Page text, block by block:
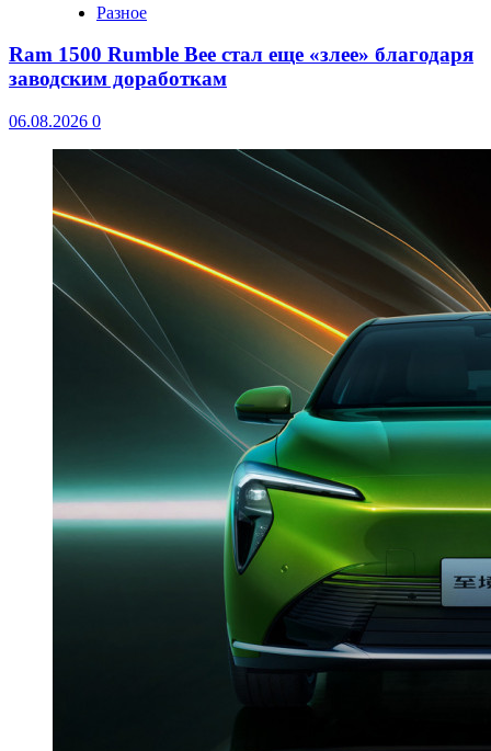
Разное
Ram 1500 Rumble Bee стал еще «злее» благодаря
заводским доработкам
06.08.2026 0